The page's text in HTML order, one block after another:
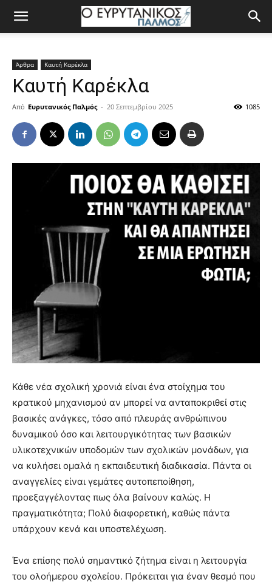
Άρθρα Καυτή Καρέκλα
Καυτή Καρέκλα
Από Ευρυτανικός Παλμός - 20 Σεπτεμβρίου 2025 1085
Κάθε νέα σχολική χρονιά είναι ένα στοίχημα του
κρατικού μηχανισμού αν μπορεί να ανταποκριθεί στις
βασικές ανάγκες, τόσο από πλευράς ανθρώπινου
δυναμικού όσο και λειτουργικότητας των βασικών
υλικοτεχνικών υποδομών των σχολικών μονάδων, για
να κυλήσει ομαλά η εκπαιδευτική διαδικασία. Πάντα οι
αναγγελίες είναι γεμάτες αυτοπεποίθηση,
προεξαγγέλοντας πως όλα βαίνουν καλώς. Η
πραγματικότητα; Πολύ διαφορετική, καθώς πάντα
υπάρχουν κενά και υποστελέχωση.
Ένα επίσης πολύ σημαντικό ζήτημα είναι η λειτουργία
του ολοήμερου σχολείου. Πρόκειται για έναν θεσμό που